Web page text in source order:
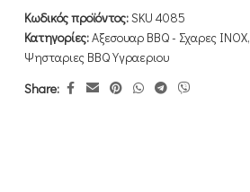
Κωδικός προϊόντος:SKU 4085
Κατηγορίες:Αξεσουαρ BBQ - Σχαρες INOX,
Ψησταριες BBQ Υγραεριου
Share: